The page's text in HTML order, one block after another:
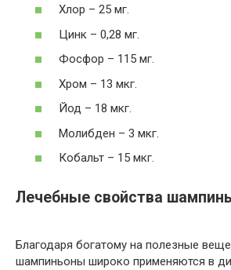
Хлор – 25 мг.
Цинк – 0,28 мг.
Фосфор – 115 мг.
Хром – 13 мкг.
Йод – 18 мкг.
Молибден – 3 мкг.
Кобальт – 15 мкг.
Лечебные свойства
Благодаря богатому на полезные
шампиньоны широко применяются в